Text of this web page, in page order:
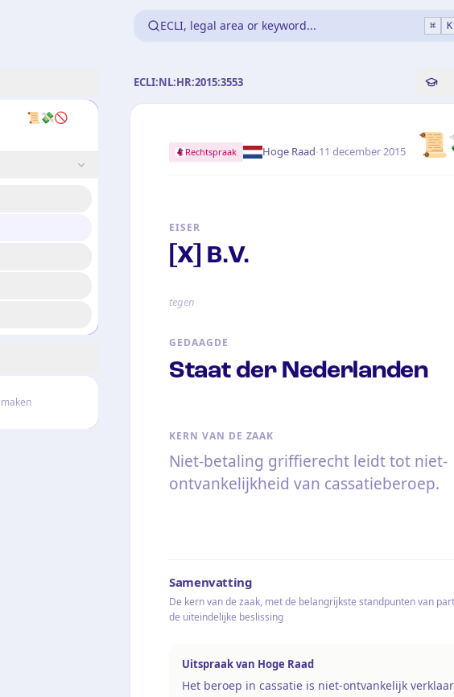
ECLI, legal area or keyword... ⌘ K
📜💸🚫
ECLI:NL:HR:2015:3553
Rechtspraak Hoge Raad·11 december 2015
EISER
[X] B.V.
tegen
GEDAAGDE
Staat der Nederlanden
KERN VAN DE ZAAK
Niet-betaling griffierecht leidt tot niet-
ontvankelijkheid van cassatieberoep.
Samenvatting
De kern van de zaak, met de belangrijkste standpunten van
de uiteindelijke beslissing
Uitspraak van Hoge Raad
Het beroep in cassatie is niet-ontvankelijk